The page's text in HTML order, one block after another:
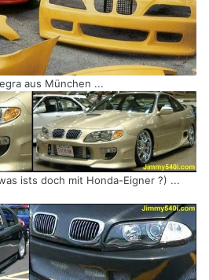
aus München ...
ists doch mit Honda-Eigner ?) ...